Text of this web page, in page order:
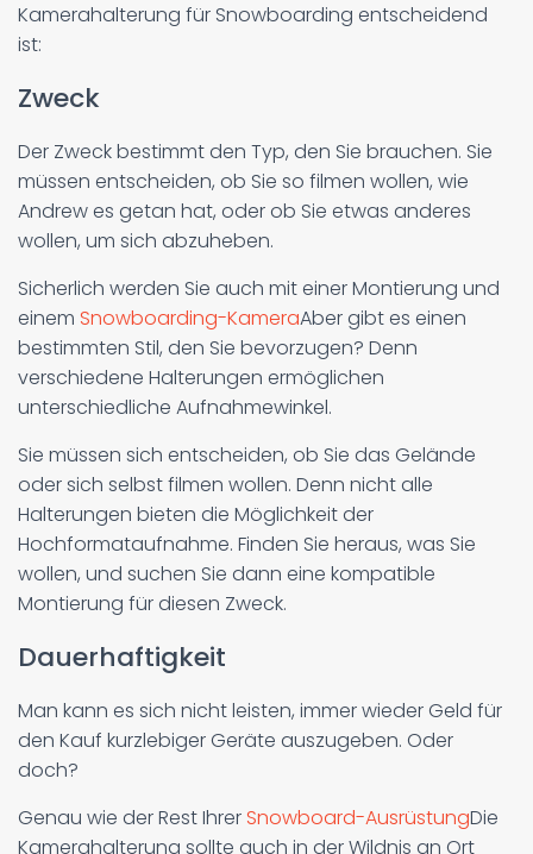
Kamerahalterung für Snowboarding entscheidend
ist:
Zweck
Der Zweck bestimmt den Typ, den Sie brauchen. Sie
müssen entscheiden, ob Sie so filmen wollen, wie
Andrew es getan hat, oder ob Sie etwas anderes
wollen, um sich abzuheben.
Sicherlich werden Sie auch mit einer Montierung und
einem Snowboarding-KameraAber gibt es einen
bestimmten Stil, den Sie bevorzugen? Denn
verschiedene Halterungen ermöglichen
unterschiedliche Aufnahmewinkel.
Sie müssen sich entscheiden, ob Sie das Gelände
oder sich selbst filmen wollen. Denn nicht alle
Halterungen bieten die Möglichkeit der
Hochformataufnahme. Finden Sie heraus, was Sie
wollen, und suchen Sie dann eine kompatible
Montierung für diesen Zweck.
Dauerhaftigkeit
Man kann es sich nicht leisten, immer wieder Geld für
den Kauf kurzlebiger Geräte auszugeben. Oder
doch?
Genau wie der Rest Ihrer Snowboard-AusrüstungDie
Kamerahalterung sollte auch in der Wildnis an Ort